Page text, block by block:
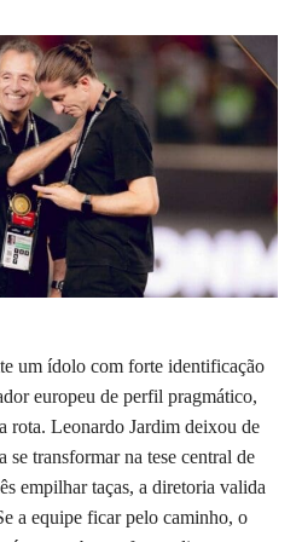
um ídolo com forte identificação
europeu de perfil pragmático,
rota. Leonardo Jardim deixou de
se transformar na tese central de
empilhar taças, a diretoria valida
a equipe ficar pelo caminho, o